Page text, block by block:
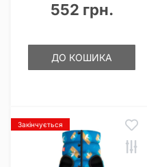
552 грн.
ДО КОШИКА
Закінчується